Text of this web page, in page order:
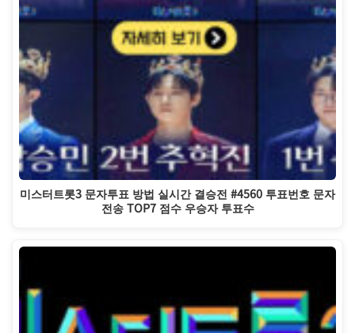
미스터트롯3 문자투표 방법 실시간 결승전 #4560 투표번호 문자
전송 TOP7 점수 우승자 투표수